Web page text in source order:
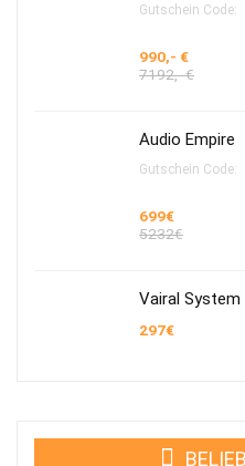
Gutschein Code:
990,- €
7192,- €
Audio Empire
Gutschein Code:
699€
5232€
Vairal System
297€